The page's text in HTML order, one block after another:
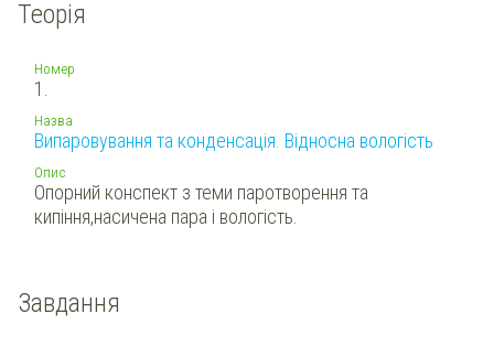
Теорія
Номер
1.
Назва
Випаровування та конденсація. Відносна вологість
Опис
Опорний конспект з теми паротворення та
кипіння,насичена пара і вологість.
Завдання